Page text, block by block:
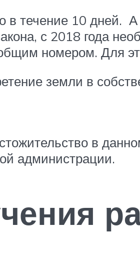
течение 10 дней. А
с 2018 года
номером. Для
земли в
в
администрации.